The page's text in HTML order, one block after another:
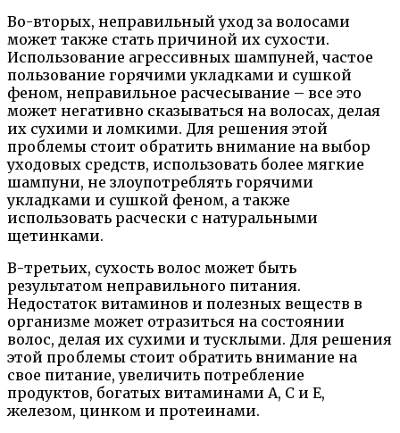
Во-вторых, неправильный уход за волосами
может также стать причиной их сухости.
Использование агрессивных шампуней, частое
пользование горячими укладками и сушкой
феном, неправильное расчесывание – все это
может негативно сказываться на волосах, делая
их сухими и ломкими. Для решения этой
проблемы стоит обратить внимание на выбор
уходовых средств, использовать более мягкие
шампуни, не злоупотреблять горячими
укладками и сушкой феном, а также
использовать расчески с натуральными
щетинками.
В-третьих, сухость волос может быть
результатом неправильного питания.
Недостаток витаминов и полезных веществ в
организме может отразиться на состоянии
волос, делая их сухими и тусклыми. Для решения
этой проблемы стоит обратить внимание на
свое питание, увеличить потребление
продуктов, богатых витаминами А, С и Е,
железом, цинком и протеинами.